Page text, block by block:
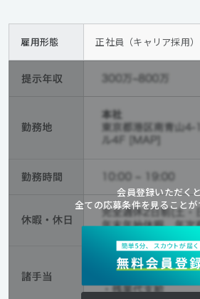
雇用形態 正社員（キャリア採用）
会員登録いただくと
全ての応募条件を見ることが